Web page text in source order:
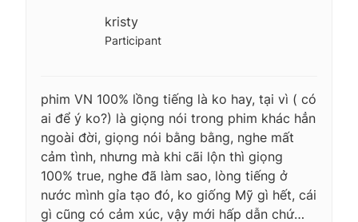
kristy
Participant
phim VN 100% lồng tiếng là ko hay, tại vì ( có
ai để ý ko?) là giọng nói trong phim khác hẳn
ngoài đời, giọng nói bằng bằng, nghe mất
cảm tình, nhưng mà khi cãi lộn thì giọng
100% true, nghe đã làm sao, lòng tiếng ở
nước mình gỉa tạo đó, ko giống Mỹ gì hết, cái
gì cũng có cảm xúc, vậy mới hấp dẫn chứ…